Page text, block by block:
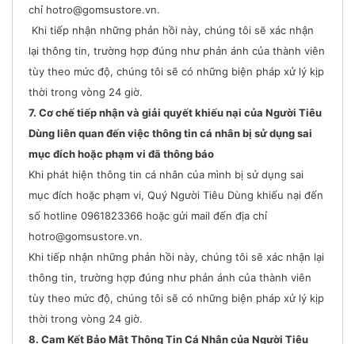
chỉ hotro@gomsustore.vn.
Khi tiếp nhận những phản hồi này, chúng tôi sẽ xác nhận
lại thông tin, trường hợp đúng như phản ánh của thành viên
tùy theo mức độ, chúng tôi sẽ có những biện pháp xử lý kịp
thời trong vòng 24 giờ.
7. Cơ chế tiếp nhận và giải quyết khiếu nại của Người Tiêu
Dùng liên quan đến việc thông tin cá nhân bị sử dụng sai
mục đích hoặc phạm vi đã thông báo
Khi phát hiện thông tin cá nhân của mình bị sử dụng sai
mục đích hoặc phạm vi, Quý Người Tiêu Dùng khiếu nại đến
số hotline 0961823366 hoặc gửi mail đến địa chỉ
hotro@gomsustore.vn.
Khi tiếp nhận những phản hồi này, chúng tôi sẽ xác nhận lại
thông tin, trường hợp đúng như phản ánh của thành viên
tùy theo mức độ, chúng tôi sẽ có những biện pháp xử lý kịp
thời trong vòng 24 giờ.
8. Cam Kết Bảo Mật Thông Tin Cá Nhân của Người Tiêu